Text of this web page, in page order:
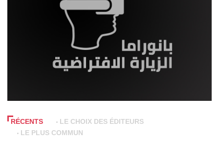
RÉCENTS
LE CHOIX DES ÉDITEURS
LE PLUS COMMUN